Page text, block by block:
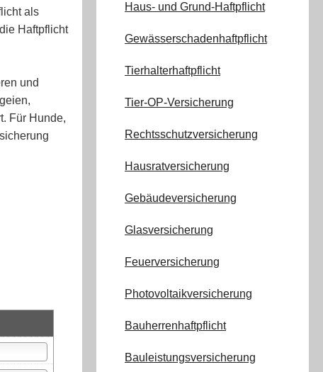
Haus- und Grund-Haftpflicht
Gewässerschadenhaftpflicht
Tierhalterhaftpflicht
Tier-OP-Versicherung
Rechtsschutzversicherung
Hausratversicherung
Gebäudeversicherung
Glasversicherung
Feuerversicherung
Photovoltaikversicherung
Bauherrenhaftpflicht
Bauleistungsversicherung
als
Haftpflicht
und
Für Hunde,